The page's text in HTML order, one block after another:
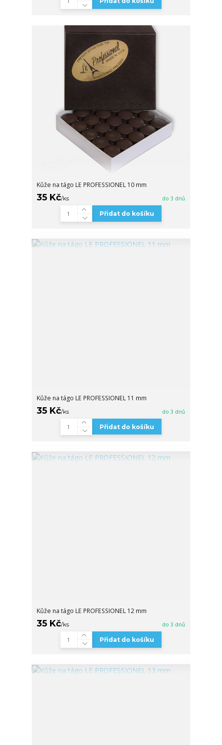
Kůže na tágo LE PROFESSIONEL 10 mm
35 Kč/ks do 3 dnů
Přidat do košíku
Kůže na tágo LE PROFESSIONEL 11 mm
35 Kč/ks do 3 dnů
Přidat do košíku
Kůže na tágo LE PROFESSIONEL 12 mm
35 Kč/ks do 3 dnů
Přidat do košíku